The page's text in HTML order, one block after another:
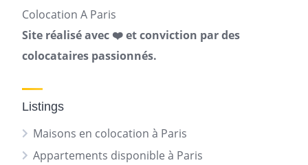
Colocation A Paris
Site réalisé avec ❤️ et conviction par des
colocataires passionnés.
Listings
Maisons en colocation à Paris
Appartements disponible à Paris